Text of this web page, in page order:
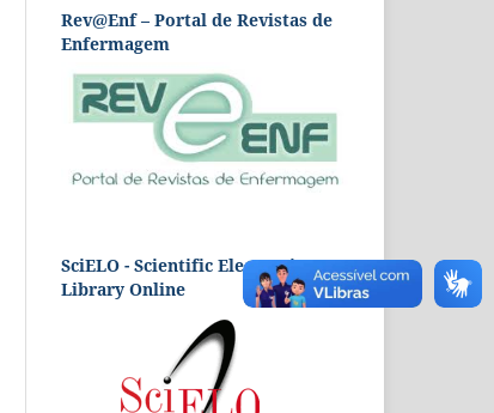
Rev@Enf – Portal de Revistas de
Enfermagem
SciELO - Scientific Electronic
Library Online